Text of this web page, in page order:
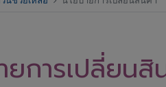
ยการเปลี่ยนสิ